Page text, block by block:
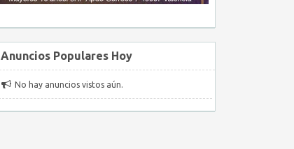
Anuncios Populares Hoy
No hay anuncios vistos aún.